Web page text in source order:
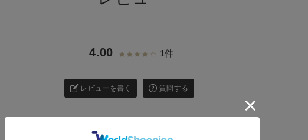
4.00 1件
レビューを書く 質問する